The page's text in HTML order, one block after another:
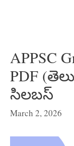
APPSC
PDF
సిలబస్
March 2, 2026